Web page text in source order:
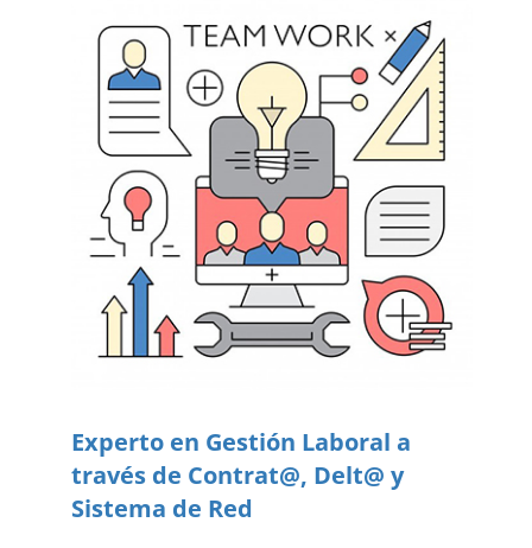
Experto en Gestión Laboral a
través de Contrat@, Delt@ y
Sistema de Red